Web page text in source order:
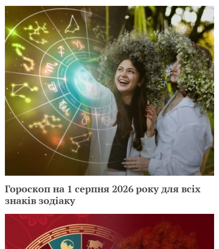
Гороскоп на 1 серпня 2026 року для всіх
знаків зодіаку